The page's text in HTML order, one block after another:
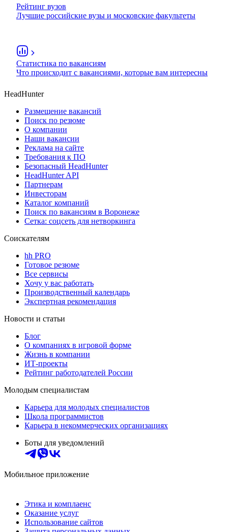
Рейтинг вузов
Лучшие российские вузы и московские факультеты
Статистика по вакансиям
Что происходит с вакансиями, которые вам интересны
HeadHunter
Размещение вакансий
Поиск по резюме
О компании
Наши вакансии
Реклама на сайте
Требования к ПО
Безопасный HeadHunter
HeadHunter API
Партнерам
Инвесторам
Каталог компаний
Поиск по вакансиям в Воронеже
Сетка: соцсеть для нетворкинга
Соискателям
hh PRO
Готовое резюме
Все сервисы
Хочу у вас работать
Производственный календарь
Экспертная рекомендация
Новости и статьи
Блог
О компаниях в игровой форме
Жизнь в компании
ИТ-проекты
Рейтинг работодателей России
Молодым специалистам
Карьера для молодых специалистов
Школа программистов
Карьера в некоммерческих организациях
Боты для уведомлений
Мобильное приложение
Этика и комплаенс
Оказание услуг
Использование сайтов